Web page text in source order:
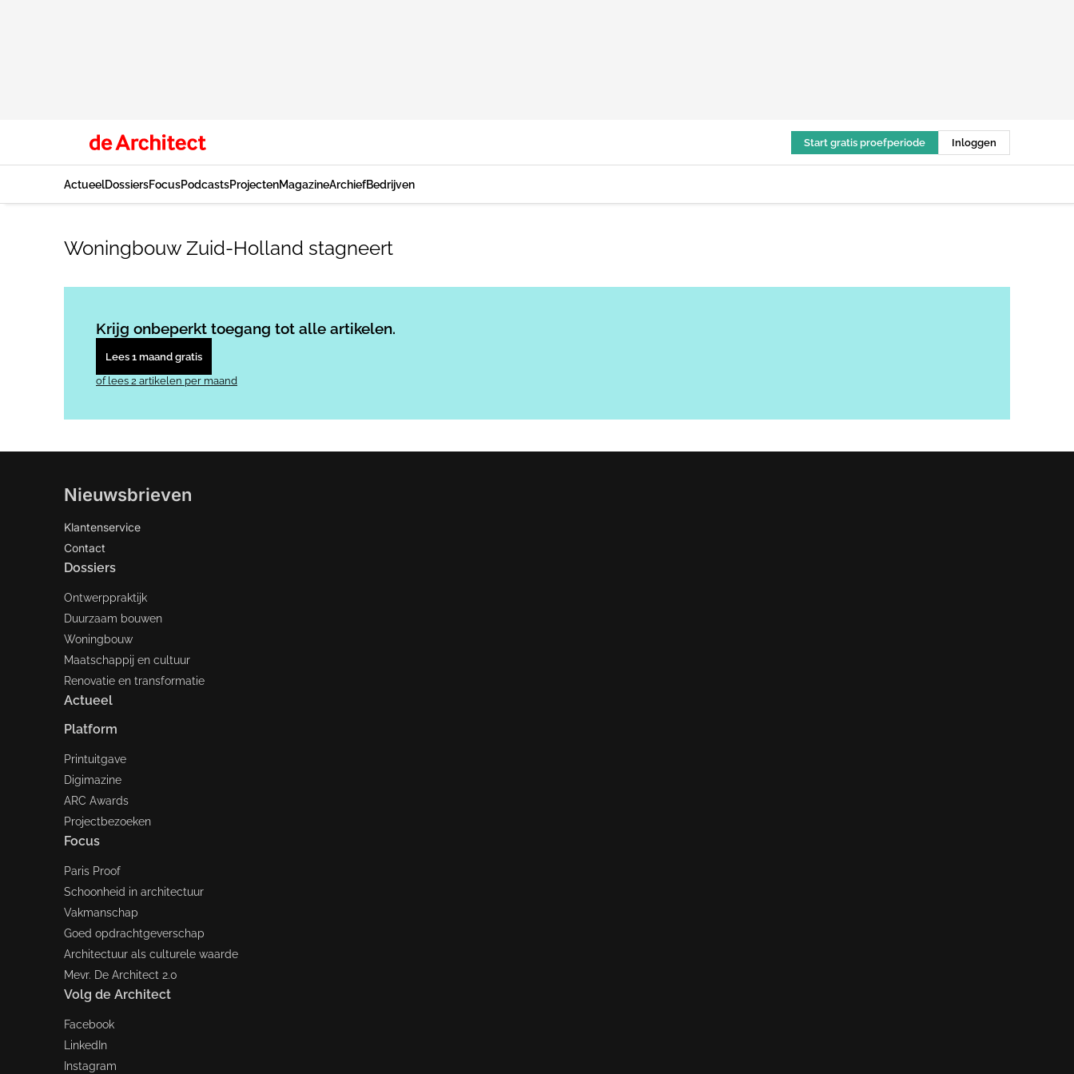
Start gratis proefperiode Inloggen
ActueelDossiersFocusPodcastsProjectenMagazineArchiefBedrijven
Woningbouw Zuid-Holland stagneert
Krijg onbeperkt toegang tot alle artikelen.
Lees 1 maand gratis
of lees 2 artikelen per maand
Nieuwsbrieven
Klantenservice
Contact
Dossiers
Ontwerppraktijk
Duurzaam bouwen
Woningbouw
Maatschappij en cultuur
Renovatie en transformatie
Actueel
Platform
Printuitgave
Digimazine
ARC Awards
Projectbezoeken
Focus
Paris Proof
Schoonheid in architectuur
Vakmanschap
Goed opdrachtgeverschap
Architectuur als culturele waarde
Mevr. De Architect 2.0
Volg de Architect
Facebook
LinkedIn
Instagram